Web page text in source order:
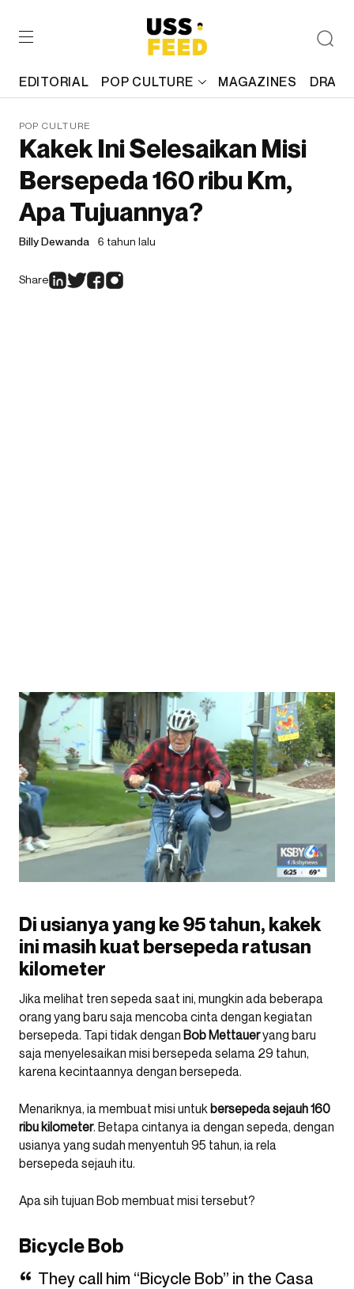
EDITORIAL POP CULTURE MAGAZINES
POP CULTURE
Kakek Ini Selesaikan Misi
Bersepeda 160 ribu Km,
Apa Tujuannya?
Billy Dewanda 6 tahun lalu
Share
Di usianya yang ke 95 tahun, kakek
ini masih kuat bersepeda ratusan
kilometer
Jika melihat tren sepeda saat ini, mungkin ada beberapa
orang yang baru saja mencoba cinta dengan kegiatan
bersepeda. Tapi tidak dengan Bob Mettaueryang baru
saja menyelesaikan misi bersepeda selama 29 tahun,
karena kecintaannya dengan bersepeda.
Menariknya, ia membuat misi untuk bersepeda sejauh 160
ribu kilometer. Betapa cintanya ia dengan sepeda, dengan
usianya yang sudah menyentuh 95 tahun, ia rela
bersepeda sejauh itu.
Apa sih tujuan Bob membuat misi tersebut?
Bicycle Bob
They call him “Bicycle Bob” in the Casa